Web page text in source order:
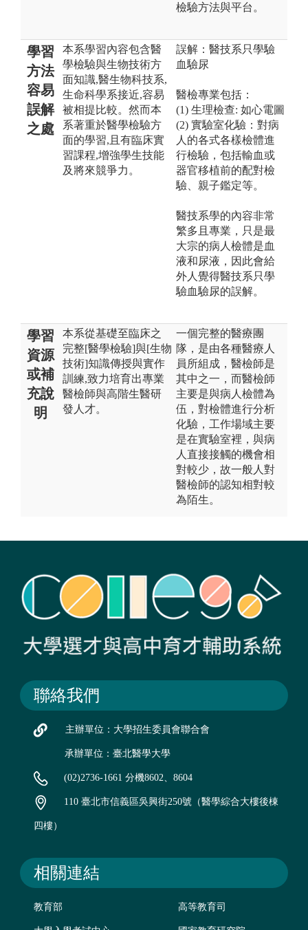
檢驗方法與平台。
學習
方法
容易
誤解
之處
本系學習內容包含醫
學檢驗與生物技術方
面知識,醫生物科技系,
生命科學系接近,容易
被相提比較。然而本
系著重於醫學檢驗方
面的學習,且有臨床實
習課程,增強學生技能
及將來競爭力。
誤解：醫技系只學驗
血驗尿
醫檢專業包括：
(1) 生理檢查: 如心電圖
(2) 實驗室化驗：對病
人的各式各樣檢體進
行檢驗，包括輸血或
器官移植前的配對檢
驗、親子鑑定等。
醫技系學的內容非常
繁多且專業，只是最
大宗的病人檢體是血
液和尿液，因此會給
外人覺得醫技系只學
驗血驗尿的誤解。
學習
資源
或補
充說
明
本系從基礎至臨床之
完整[醫學檢驗]與[生物
技術]知識傳授與實作
訓練,致力培育出專業
醫檢師與高階生醫研
發人才。
一個完整的醫療團
隊，是由各種醫療人
員所組成，醫檢師是
其中之一，而醫檢師
主要是與病人檢體為
伍，對檢體進行分析
化驗，工作場域主要
是在實驗室裡，與病
人直接接觸的機會相
對較少，故一般人對
醫檢師的認知相對較
為陌生。
聯絡我們
主辦單位：大學招生委員會聯合會
承辦單位：臺北醫學大學
(02)2736-1661 分機8602、8604
110 臺北市信義區吳興街250號（醫學綜合大樓後棟
四樓）
相關連結
教育部 高等教育司